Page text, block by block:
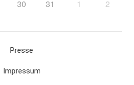
30 31 1 2
Presse
Impressum